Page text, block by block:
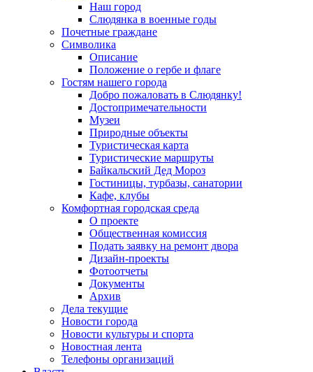
Наш город
Слюдянка в военные годы
Почетные граждане
Символика
Описание
Положение о гербе и флаге
Гостям нашего города
Добро пожаловать в Слюдянку!
Достопримечательности
Музеи
Природные объекты
Туристическая карта
Туристические маршруты
Байкальский Дед Мороз
Гостиницы, турбазы, санатории
Кафе, клубы
Комфортная городская среда
О проекте
Общественная комиссия
Подать заявку на ремонт двора
Дизайн-проекты
Фотоотчеты
Документы
Архив
Дела текущие
Новости города
Новости культуры и спорта
Новостная лента
Телефоны организаций